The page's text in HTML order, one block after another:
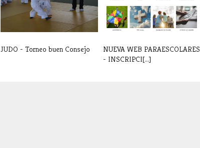
JUDO - Torneo buen Consejo
NUEVA WEB PARAESCOLARES
- INSCRIPCI[...]